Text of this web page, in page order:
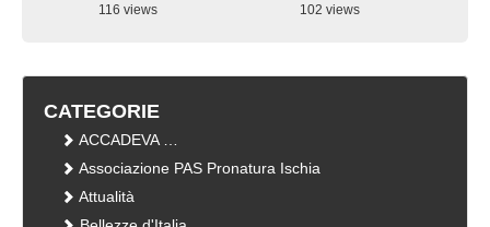
116 views
102 views
CATEGORIE
ACCADEVA …
Associazione PAS Pronatura Ischia
Attualità